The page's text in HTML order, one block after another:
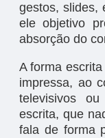
gestos, slides,
ele objetivo
absorção do
A forma
impressa, ao
televisivos
escrita, que
fala de forma